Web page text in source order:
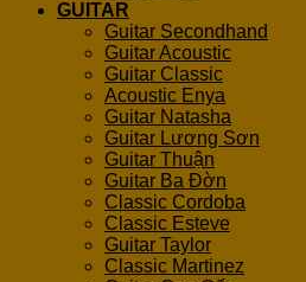
GUITAR
Guitar Secondhand
Guitar Acoustic
Guitar Classic
Acoustic Enya
Guitar Natasha
Guitar Lương Sơn
Guitar Thuận
Guitar Ba Đờn
Classic Cordoba
Classic Esteve
Guitar Taylor
Classic Martinez